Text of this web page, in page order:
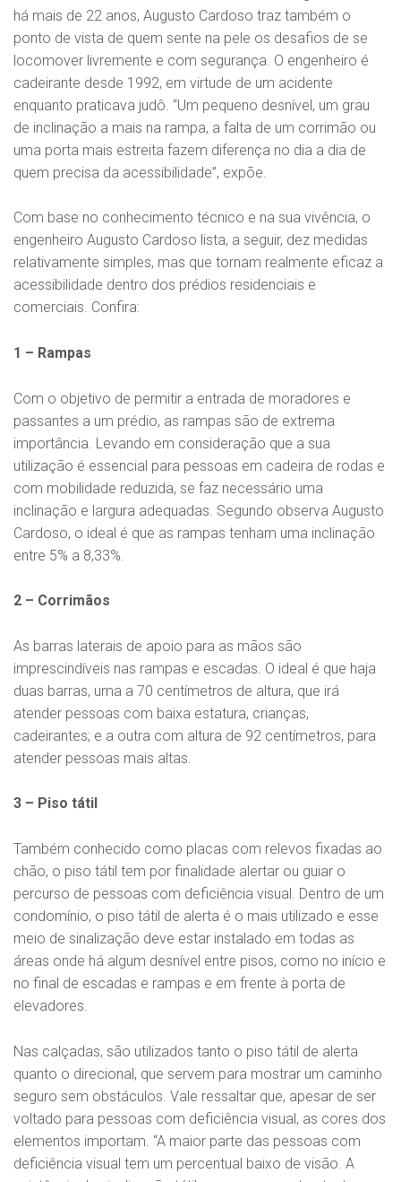
há mais de 22 anos, Augusto Cardoso traz também o
ponto de vista de quem sente na pele os desafios de se
locomover livremente e com segurança. O engenheiro é
cadeirante desde 1992, em virtude de um acidente
enquanto praticava judô. “Um pequeno desnível, um grau
de inclinação a mais na rampa, a falta de um corrimão ou
uma porta mais estreita fazem diferença no dia a dia de
quem precisa da acessibilidade”, expõe.
Com base no conhecimento técnico e na sua vivência, o
engenheiro Augusto Cardoso lista, a seguir, dez medidas
relativamente simples, mas que tornam realmente eficaz a
acessibilidade dentro dos prédios residenciais e
comerciais. Confira:
1 – Rampas
Com o objetivo de permitir a entrada de moradores e
passantes a um prédio, as rampas são de extrema
importância. Levando em consideração que a sua
utilização é essencial para pessoas em cadeira de rodas e
com mobilidade reduzida, se faz necessário uma
inclinação e largura adequadas. Segundo observa Augusto
Cardoso, o ideal é que as rampas tenham uma inclinação
entre 5% a 8,33%.
2 – Corrimãos
As barras laterais de apoio para as mãos são
imprescindíveis nas rampas e escadas. O ideal é que haja
duas barras, uma a 70 centímetros de altura, que irá
atender pessoas com baixa estatura, crianças,
cadeirantes; e a outra com altura de 92 centímetros, para
atender pessoas mais altas.
3 – Piso tátil
Também conhecido como placas com relevos fixadas ao
chão, o piso tátil tem por finalidade alertar ou guiar o
percurso de pessoas com deficiência visual. Dentro de um
condomínio, o piso tátil de alerta é o mais utilizado e esse
meio de sinalização deve estar instalado em todas as
áreas onde há algum desnível entre pisos, como no início e
no final de escadas e rampas e em frente à porta de
elevadores.
Nas calçadas, são utilizados tanto o piso tátil de alerta
quanto o direcional, que servem para mostrar um caminho
seguro sem obstáculos. Vale ressaltar que, apesar de ser
voltado para pessoas com deficiência visual, as cores dos
elementos importam. “A maior parte das pessoas com
deficiência visual tem um percentual baixo de visão. A